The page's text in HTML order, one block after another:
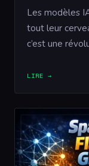
Les modèles
tout leur
c’est une
LIRE →